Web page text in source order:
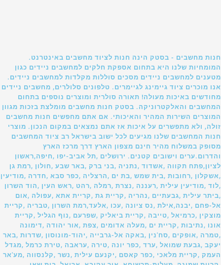
חנות מחשבים - בסטק הינה חנות לציוד מחשבים באינטרנט.
המומחיות שלנו היא בתחום אספקת חלקים למחשבים ניידים כגון
מטענים למחשבים ניידים מסכים סוללות מקלדות למחשבים ניידים.
אנו מוכרים ציוד גיימינג לגיימרים. טלפונים סלולרים, מחשבים ניידים
מחודשים באיכות מעולה! תאורה סולרית ומוצרים נוספים בתחום
המחשבים והאלקטרוניקה. בסטק חנות מחשבים מומלצת בזכות מגוון
המוצרים השירות המהיר והאיכותי. אם אתם מחפשים חנות מחשבים
זולה, ולא מתפשרים על איכות אז אתם נמצאים במקום הנכון. מוצרי
חנות המחשבים שלנו מגיעים לכל ישוב בישראל רב ציוד המחשבים
מסופק במשלוח מהיר חינם מצפון הארץ דרך מרכז הארץ
והדרום.ערים וישובים קטנים. ירושלים ,תל אביב-יפו ,חיפה,ראשון
לציון,פתח תקווה ,אשדוד ,נתניה ,בני ברק ,באר שבע ,חולון ,רמת גן
,אשקלון ,רחובות ,בית שמש ,בת ים ,הרצליה ,כפר סבא ,חדרה ,מודיעין
,לוד ,מודיעין עילית ,רעננה ,נצרת ,רמלה ,רהט ,ראש העין ,הוד השרון
,ביתר עילית ,גבעתיים ,נהריה ,קריית גת ,קריית אתא ,עפולה ,אום
אל-פחם ,יבנה,אילת ,נס ציונה ,עכו ,אלעד,רמת השרון ,טבריה ,קריית
מוצקין ,כרמיאל ,טייבה ,קריית ביאליק ,שפרעם ,נוף הגליל ,קריית
אונו ,נתיבות ,קריית ים ,מעלה אדומים ,צפת ,אור יהודה ,דימונה
,טמרה ,אופקים ,סח'נין ,באקה אל-גרבייה ,יהוד-מונוסון ,שדרות ,באר
יעקב ,גבעת שמואל ,ערד ,כפר יונה ,טירה ,עראבה ,טירת כרמל ,מגדל
העמק ,קריית מלאכי ,כפר קאסם ,יקנעם עילית ,נשר ,קלנסווה ,מע'אר